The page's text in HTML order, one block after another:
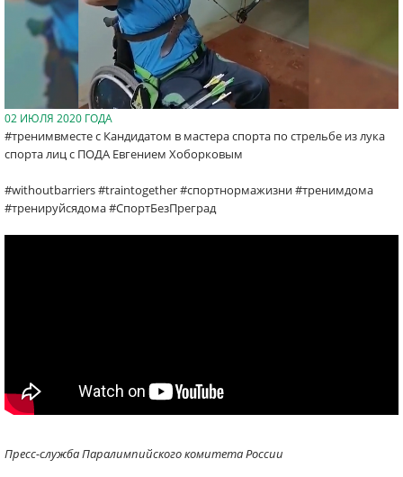
02 ИЮЛЯ 2020 ГОДА
#тренимвместе с Кандидатом в мастера спорта по стрельбе из лука
спорта лиц с ПОДА Евгением Хоборковым
#withoutbarriers #traintogether #спортнормажизни #тренимдома
#тренируйсядома #СпортБезПреград
Пресс-служба Паралимпийского комитета России